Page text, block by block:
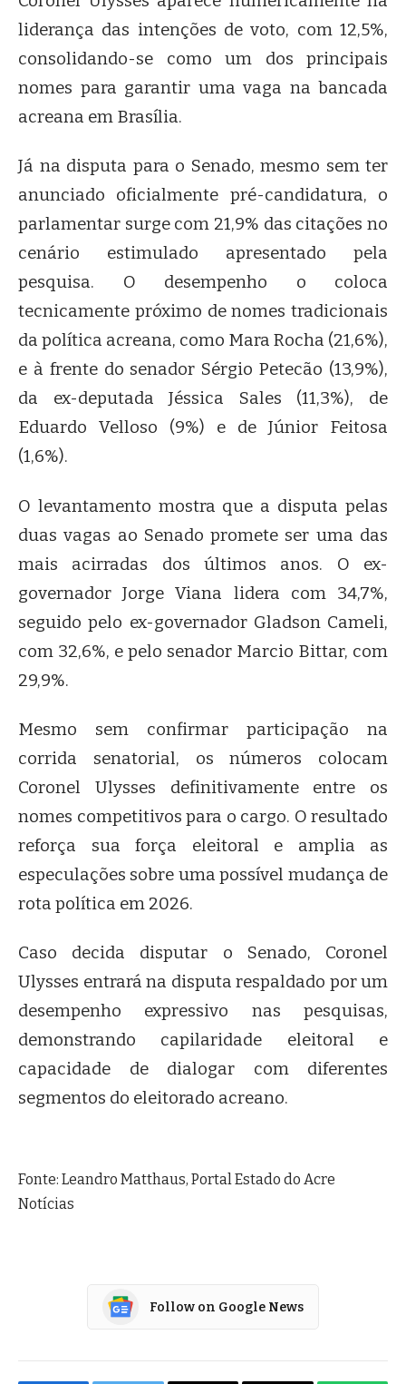
liderança das intenções de voto, com 12,5%,
consolidando-se como um dos principais
nomes para garantir uma vaga na bancada
acreana em Brasília.
Já na disputa para o Senado, mesmo sem ter
anunciado oficialmente pré-candidatura, o
parlamentar surge com 21,9% das citações no
cenário estimulado apresentado pela
pesquisa. O desempenho o coloca
tecnicamente próximo de nomes tradicionais
da política acreana, como Mara Rocha (21,6%),
e à frente do senador Sérgio Petecão (13,9%),
da ex-deputada Jéssica Sales (11,3%), de
Eduardo Velloso (9%) e de Júnior Feitosa
(1,6%).
O levantamento mostra que a disputa pelas
duas vagas ao Senado promete ser uma das
mais acirradas dos últimos anos. O ex-
governador Jorge Viana lidera com 34,7%,
seguido pelo ex-governador Gladson Cameli,
com 32,6%, e pelo senador Marcio Bittar, com
29,9%.
Mesmo sem confirmar participação na
corrida senatorial, os números colocam
Coronel Ulysses definitivamente entre os
nomes competitivos para o cargo. O resultado
reforça sua força eleitoral e amplia as
especulações sobre uma possível mudança de
rota política em 2026.
Caso decida disputar o Senado, Coronel
Ulysses entrará na disputa respaldado por um
desempenho expressivo nas pesquisas,
demonstrando capilaridade eleitoral e
capacidade de dialogar com diferentes
segmentos do eleitorado acreano.
Fonte: Leandro Matthaus, Portal Estado do Acre
Notícias
Follow on Google News